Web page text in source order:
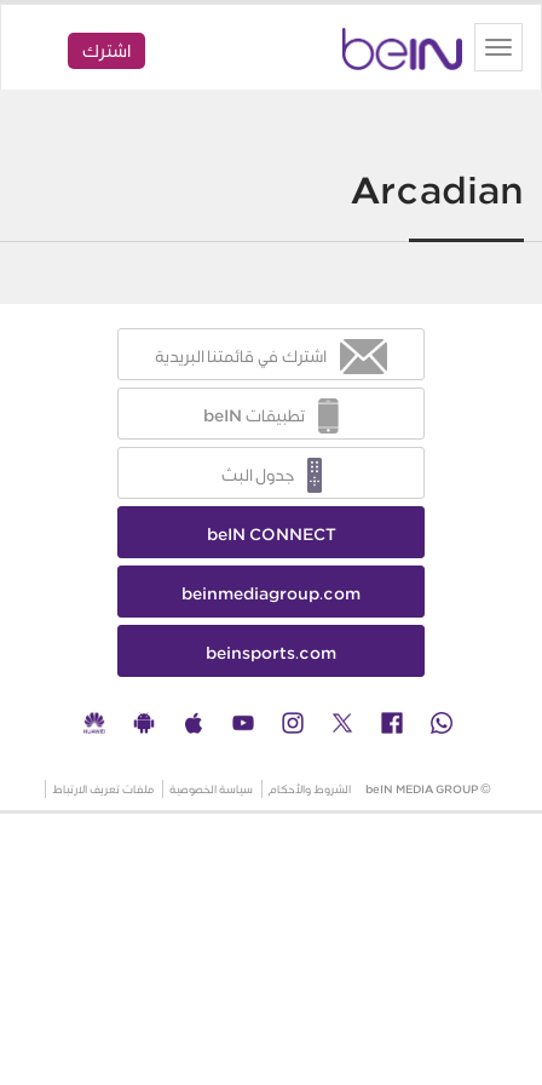
Toggle
navigation
اشترك
Arcadian
اشترك في قائمتنا البريدية
تطبيقات beIN
جدول البث
beIN CONNECT
beinmediagroup.com
beinsports.com
© beIN MEDIA GROUP الشروط والأحكام سياسة الخصوصية ملفات تعريف الارتباط